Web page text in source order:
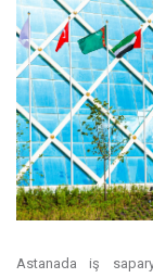
Astanada iş